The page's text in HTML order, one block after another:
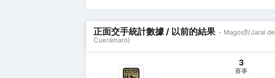
正面交手統計數據 / 以前的結果 - Magos對Jaral
Cuerámaro)
3
賽事